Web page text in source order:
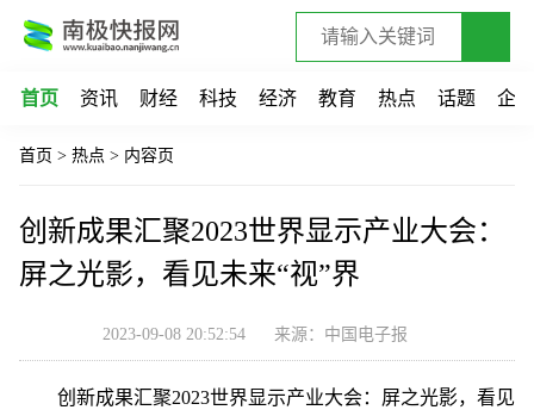
首页 资讯 财经 科技 经济 教育 热点 话题 企业
首页 > 热点 > 内容页
创新成果汇聚2023世界显示产业大会：
屏之光影，看见未来“视”界
2023-09-08 20:52:54 来源：中国电子报
创新成果汇聚2023世界显示产业大会：屏之光影，看见